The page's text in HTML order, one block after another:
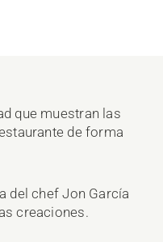
que muestran las
de forma
del chef Jon García
creaciones.